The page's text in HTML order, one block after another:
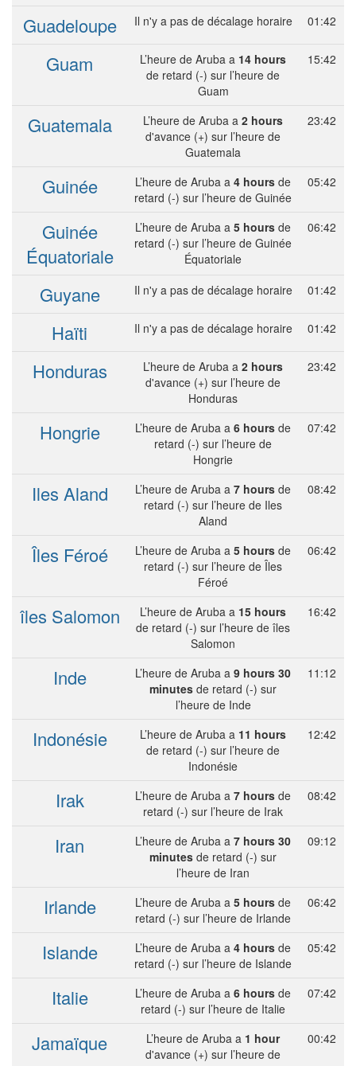
Guadeloupe Il n'y a pas de décalage horaire 01:42
Guam L’heure de Aruba a 14 hours
de retard (-) sur l’heure de
Guam
15:42
Guatemala L’heure de Aruba a 2 hours
d'avance (+) sur l’heure de
Guatemala
23:42
Guinée L’heure de Aruba a 4 hours de
retard (-) sur l’heure de Guinée
05:42
Guinée
Équatoriale
L’heure de Aruba a 5 hours de
retard (-) sur l’heure de Guinée
Équatoriale
06:42
Guyane Il n'y a pas de décalage horaire 01:42
Haïti Il n'y a pas de décalage horaire 01:42
Honduras L’heure de Aruba a 2 hours
d'avance (+) sur l’heure de
Honduras
23:42
Hongrie L’heure de Aruba a 6 hours de
retard (-) sur l’heure de
Hongrie
07:42
Iles Aland L’heure de Aruba a 7 hours de
retard (-) sur l’heure de Iles
Aland
08:42
Îles Féroé L’heure de Aruba a 5 hours de
retard (-) sur l’heure de Îles
Féroé
06:42
îles Salomon L’heure de Aruba a 15 hours
de retard (-) sur l’heure de îles
Salomon
16:42
Inde L’heure de Aruba a 9 hours 30
minutes de retard (-) sur
l’heure de Inde
11:12
Indonésie L’heure de Aruba a 11 hours
de retard (-) sur l’heure de
Indonésie
12:42
Irak L’heure de Aruba a 7 hours de
retard (-) sur l’heure de Irak
08:42
Iran L’heure de Aruba a 7 hours 30
minutes de retard (-) sur
l’heure de Iran
09:12
Irlande L’heure de Aruba a 5 hours de
retard (-) sur l’heure de Irlande
06:42
Islande L’heure de Aruba a 4 hours de
retard (-) sur l’heure de Islande
05:42
Italie L’heure de Aruba a 6 hours de
retard (-) sur l’heure de Italie
07:42
Jamaïque L’heure de Aruba a 1 hour
d'avance (+) sur l’heure de
00:42